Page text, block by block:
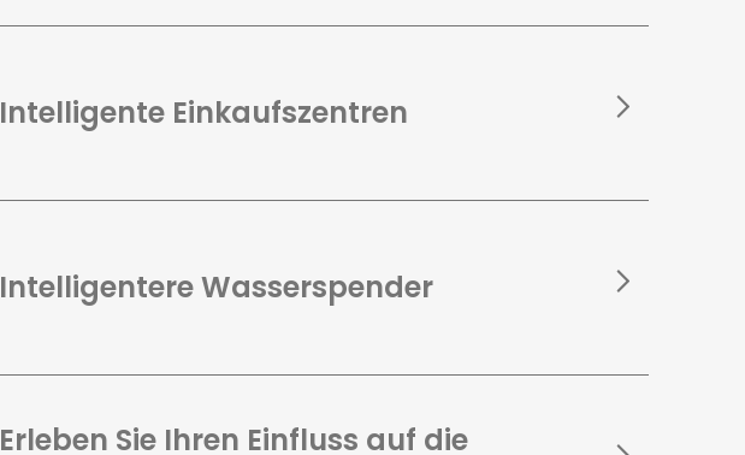
Intelligente Einkaufszentren
Intelligentere Wasserspender
Erleben Sie Ihren Einfluss auf die